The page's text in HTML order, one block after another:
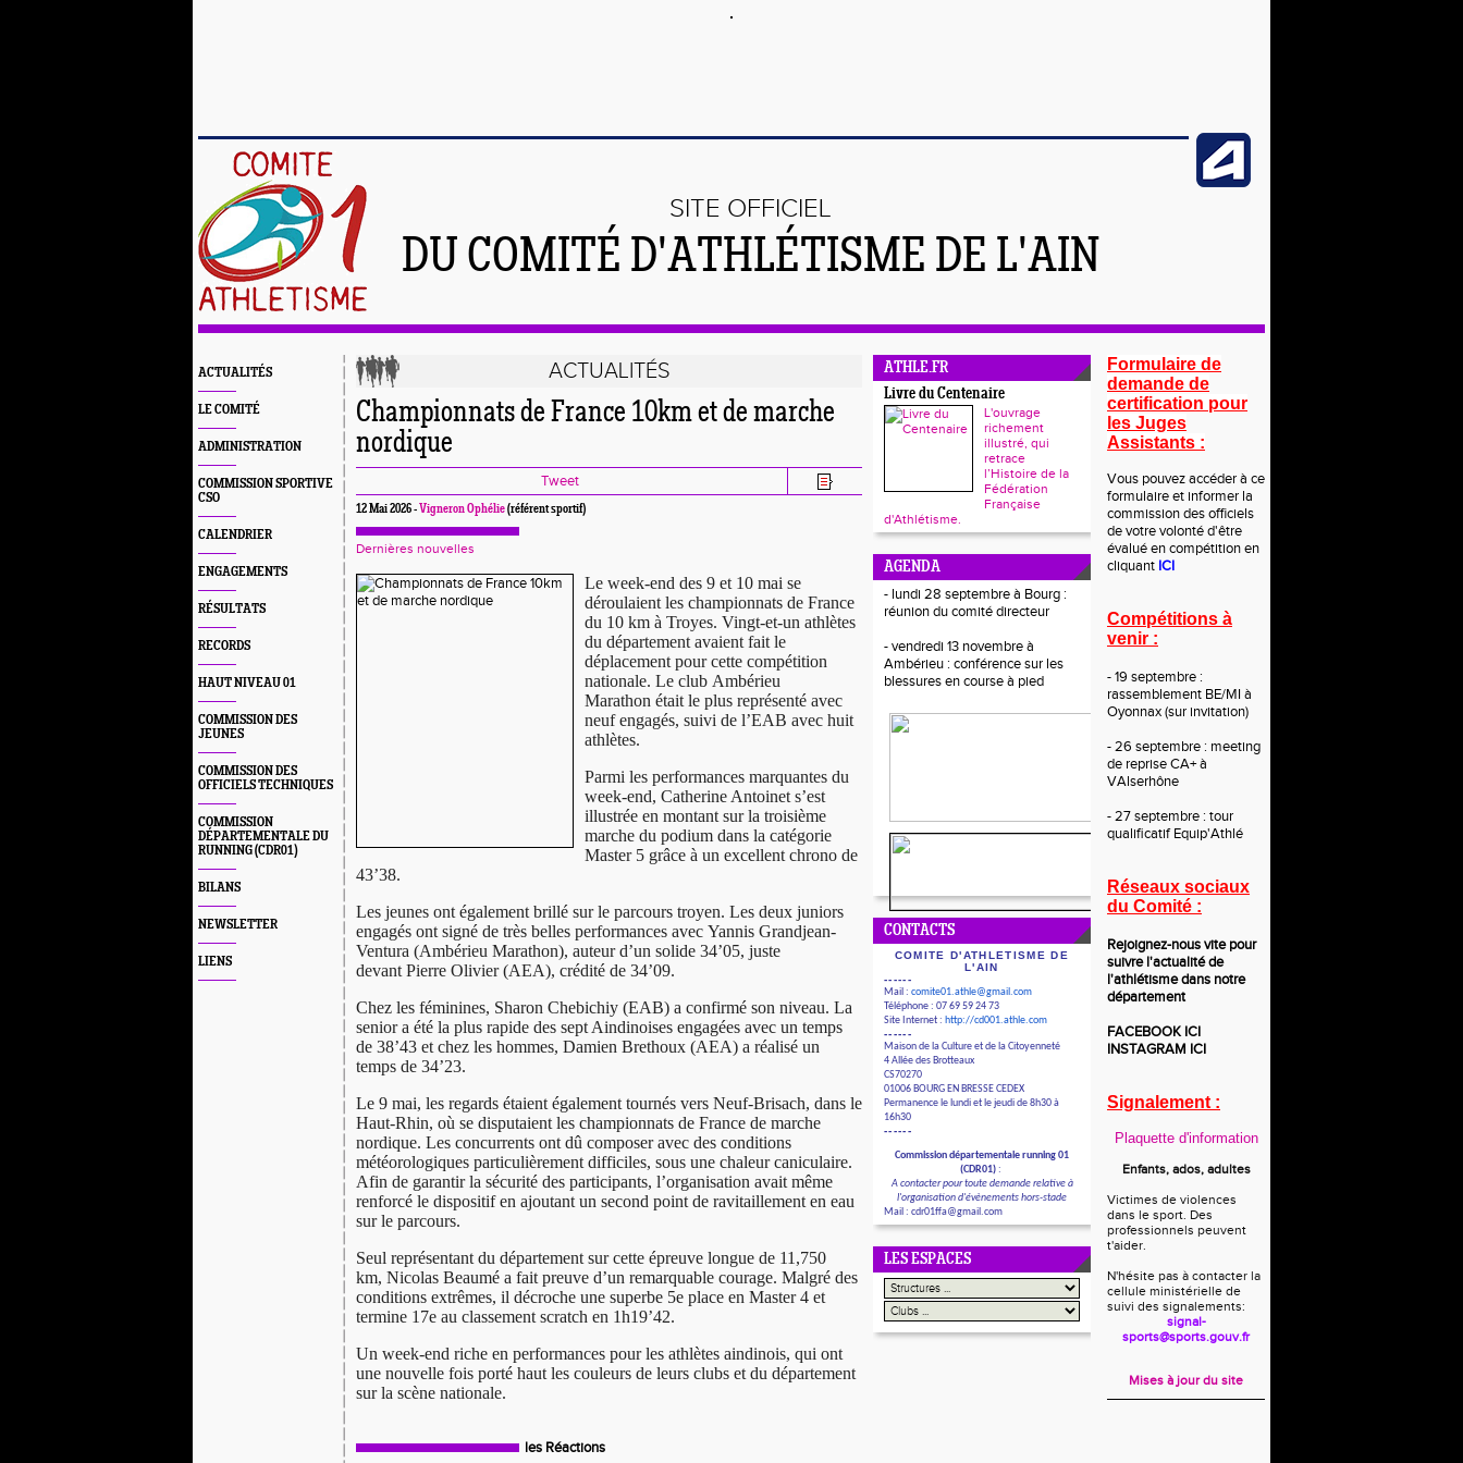
SITE OFFICIEL
DU COMITÉ D'ATHLÉTISME DE L'AIN
ACTUALITÉS
LE COMITÉ
ADMINISTRATION
COMMISSION SPORTIVE
CSO
CALENDRIER
ENGAGEMENTS
RÉSULTATS
RECORDS
HAUT NIVEAU 01
COMMISSION DES
JEUNES
COMMISSION DES
OFFICIELS TECHNIQUES
COMMISSION
DÉPARTEMENTALE DU
RUNNING (CDR01)
BILANS
NEWSLETTER
LIENS
ACTUALITÉS
Championnats de France 10km et de marche
nordique
Tweet
12 Mai 2026 - Vigneron Ophélie(référent sportif)
Dernières nouvelles
Le week-end des 9 et 10 mai se
déroulaient les championnats de France
du 10 km à Troyes. Vingt-et-un athlètes
du département avaient fait le
déplacement pour cette compétition
nationale. Le club Ambérieu
Marathon était le plus représenté avec
neuf engagés, suivi de l’EAB avec huit
athlètes.
Parmi les performances marquantes du
week-end, Catherine Antoinet s’est
illustrée en montant sur la troisième
marche du podium dans la catégorie
Master 5 grâce à un excellent chrono de
43’38.
Les jeunes ont également brillé sur le parcours troyen. Les deux juniors
engagés ont signé de très belles performances avec Yannis Grandjean-
Ventura (Ambérieu Marathon), auteur d’un solide 34’05, juste
devant Pierre Olivier (AEA), crédité de 34’09.
Chez les féminines, Sharon Chebichiy (EAB) a confirmé son niveau. La
senior a été la plus rapide des sept Aindinoises engagées avec un temps
de 38’43 et chez les hommes, Damien Brethoux (AEA) a réalisé un
temps de 34’23.
Le 9 mai, les regards étaient également tournés vers Neuf-Brisach, dans le
Haut-Rhin, où se disputaient les championnats de France de marche
nordique. Les concurrents ont dû composer avec des conditions
météorologiques particulièrement difficiles, sous une chaleur caniculaire.
Afin de garantir la sécurité des participants, l’organisation avait même
renforcé le dispositif en ajoutant un second point de ravitaillement en eau
sur le parcours.
Seul représentant du département sur cette épreuve longue de 11,750
km, Nicolas Beaumé a fait preuve d’un remarquable courage. Malgré des
conditions extrêmes, il décroche une superbe 5e place en Master 4 et
termine 17e au classement scratch en 1h19’42.
Un week-end riche en performances pour les athlètes aindinois, qui ont
une nouvelle fois porté haut les couleurs de leurs clubs et du département
sur la scène nationale.
les Réactions
ATHLE.FR
Livre du Centenaire
L'ouvrage
richement
illustré, qui
retrace
l’Histoire de la
Fédération
Française
d'Athlétisme.
AGENDA
- lundi 28 septembre à Bourg :
réunion du comité directeur
- vendredi 13 novembre à
Ambérieu : conférence sur les
blessures en course à pied
CONTACTS
COMITE D'ATHLETISME DE
L'AIN
------
Mail : comite01.athle@gmail.com
Téléphone : 07 69 59 24 73
Site Internet : http://cd001.athle.com
------
Maison de la Culture et de la Citoyenneté
4 Allée des Brotteaux
CS70270
01006 BOURG EN BRESSE CEDEX
Permanence le lundi et le jeudi de 8h30 à
16h30
------
Commission départementale running 01
(CDR01):
A contacter pour toute demande relative à
l'organisation d'évènements hors-stade
Mail : cdr01ffa@gmail.com
LES ESPACES
Formulaire de
demande de
certification pour
les Juges
Assistants :
Vous pouvez accéder à ce
formulaire et informer la
commission des officiels
de votre volonté d'être
évalué en compétition en
cliquant ICI
Compétitions à
venir :
- 19 septembre :
rassemblement BE/MI à
Oyonnax (sur invitation)
- 26 septembre : meeting
de reprise CA+ à
VAlserhône
- 27 septembre : tour
qualificatif Equip'Athlé
Réseaux sociaux
du Comité :
Rejoignez-nous vite pour
suivre l'actualité de
l'athlétisme dans notre
département
FACEBOOKICI
INSTAGRAM ICI
Signalement :
Plaquette d'information
Enfants, ados, adultes
Victimes de violences
dans le sport. Des
professionnels peuvent
t'aider.
N'hésite pas à contacter la
cellule ministérielle de
suivi des signalements:
signal-
sports@sports.gouv.fr
Mises à jour du site